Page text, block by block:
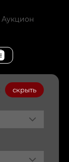
Аукцион
скрыть